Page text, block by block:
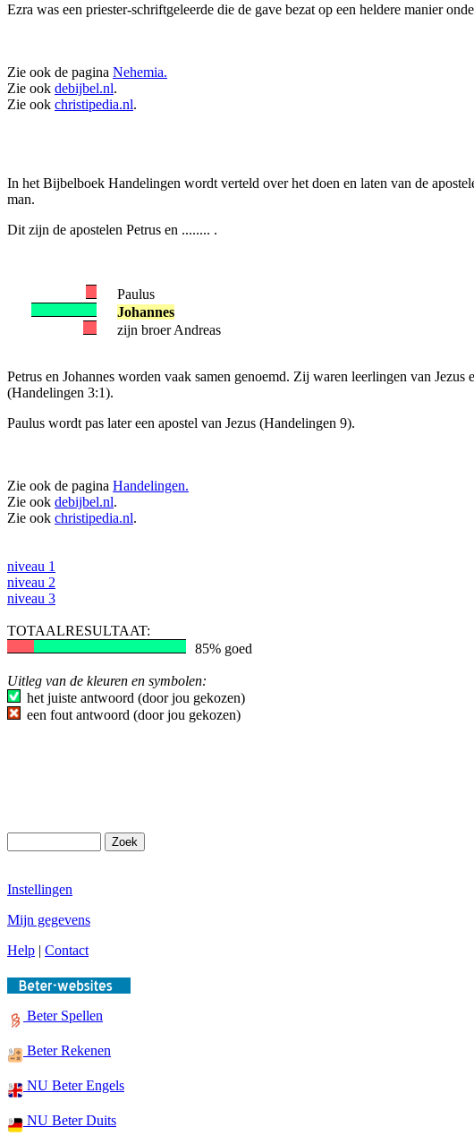
Ezra was een priester-schriftgeleerde die de gave bezat op een heldere manier
Zie ook de pagina Nehemia.
Zie ook debijbel.nl.
Zie ook christipedia.nl.
In het Bijbelboek Handelingen wordt verteld over het doen en laten van de
man.
Dit zijn de apostelen Petrus en ........ .
Paulus
Johannes
zijn broer Andreas
Petrus en Johannes worden vaak samen genoemd. Zij waren leerlingen van
(Handelingen 3:1).
Paulus wordt pas later een apostel van Jezus (Handelingen 9).
Zie ook de pagina Handelingen.
Zie ook debijbel.nl.
Zie ook christipedia.nl.
niveau 1
niveau 2
niveau 3
TOTAALRESULTAAT:
85% goed
Uitleg van de kleuren en symbolen:
het juiste antwoord (door jou gekozen)
een fout antwoord (door jou gekozen)
Instellingen
Mijn gegevens
Help | Contact
Beter Spellen
Beter Rekenen
NU Beter Engels
NU Beter Duits